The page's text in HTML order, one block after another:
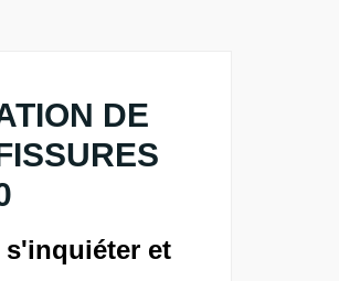
DE
et